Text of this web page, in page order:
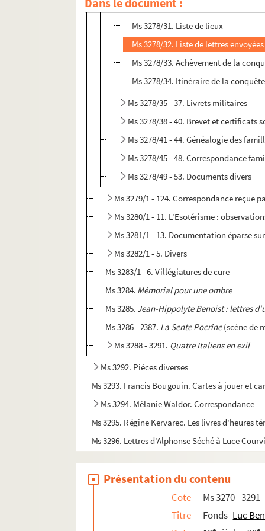
Ms 3278/31 - 34. Campagnes militaires
Ms 3278/31. Liste de lieux
Ms 3278/32. Liste de lettres
Ms 3278/33. Achèvement de la
Ms 3278/34. Itinéraire de la
Ms 3278/35 - 37. Livrets militaires
Ms 3278/38 - 40. Brevet et certificats
Ms 3278/41 - 44. Généalogie des
Ms 3278/45 - 48. Correspondance
Ms 3278/49 - 53. Documents divers
Ms 3279/1 - 124. Correspondance reçue
Ms 3280/1 - 11. L'Esotérisme :
Ms 3281/1 - 13. Documentation éparse
Ms 3282/1 - 5. Divers
Ms 3283/1 - 6. Villégiatures de cure
Ms 3284. Mémorial pour une ombre
Ms 3285. Jean-Hippolyte Benoist : lettres
Ms 3286 - 2387. La Sente Pocrine(scène de
Ms 3288 - 3291. Quatre Italiens en exil
Ms 3292. Pièces diverses
Ms 3293. Francis Bougouin. Cartes à jouer et
Ms 3294. Mélanie Waldor. Correspondance
Ms 3295. Régine Kervarec. Les livres d'heures
Ms 3296. Lettres d'Alphonse Séché à Luce
Ms 3298. Lettres d'Eloi Guitteny à Luce
Ms 3299. Lettres diverses et autres pièces
Ms 3300. Dossier François-Antoine de Boissy
Présentation du contenu
Cote
Ms 3270 - 3291
Titre
Fonds Luc